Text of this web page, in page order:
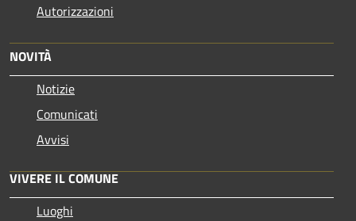
Autorizzazioni
NOVITÀ
Notizie
Comunicati
Avvisi
VIVERE IL COMUNE
Luoghi